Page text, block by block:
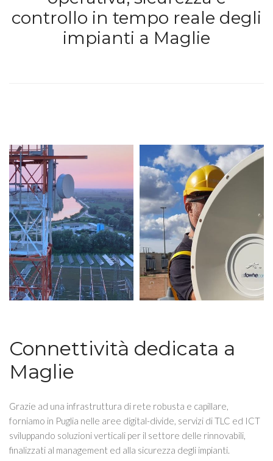
controllo in tempo reale degli
impianti a Maglie
Connettività dedicata a
Maglie
Grazie ad una infrastruttura di rete robusta e capillare,
forniamo in Puglia nelle aree digital-divide, servizi di TLC ed ICT
sviluppando soluzioni verticali per il settore delle rinnovabili,
finalizzati al management ed alla sicurezza degli impianti.